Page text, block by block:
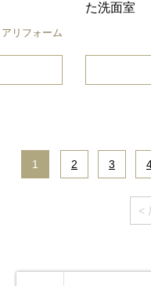
リフォーム
た洗面室
1 2 3
<